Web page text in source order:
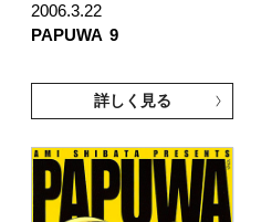
2006.3.22
PAPUWA 9
詳しく見る